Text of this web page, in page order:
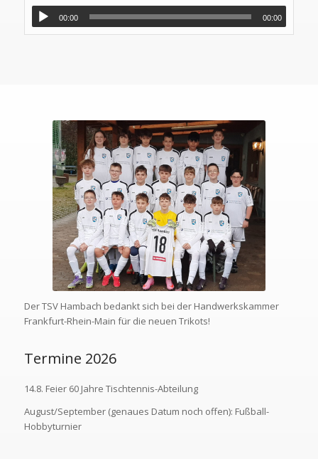
00:00 00:00
Der TSV Hambach bedankt sich bei der Handwerkskammer
Frankfurt-Rhein-Main für die neuen Trikots!
Termine 2026
14.8. Feier 60 Jahre Tischtennis-Abteilung
August/September (genaues Datum noch offen): Fußball-
Hobbyturnier